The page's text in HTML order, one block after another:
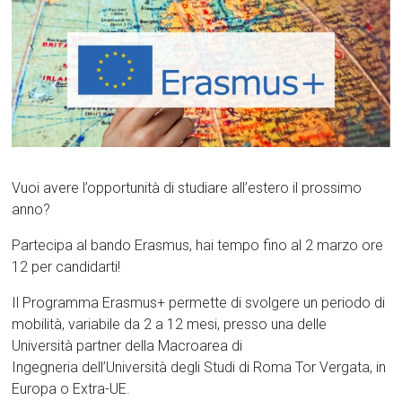
Vuoi avere l’opportunità di studiare all’estero il prossimo
anno?
Partecipa al bando Erasmus, hai tempo fino al 2 marzo ore
12 per candidarti!
Il Programma Erasmus+ permette di svolgere un periodo di
mobilità, variabile da 2 a 12 mesi, presso una delle
Università partner della Macroarea di
Ingegneria dell’Università degli Studi di Roma Tor Vergata, in
Europa o Extra-UE.